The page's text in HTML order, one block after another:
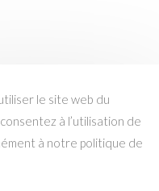
le site web du
à l’utilisation de
à notre politique de